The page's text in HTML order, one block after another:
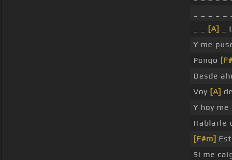
[A]
_
Y me
Pongo
Desde
Voy [A]
Y hoy
Hablarle
[F#m]
Si me